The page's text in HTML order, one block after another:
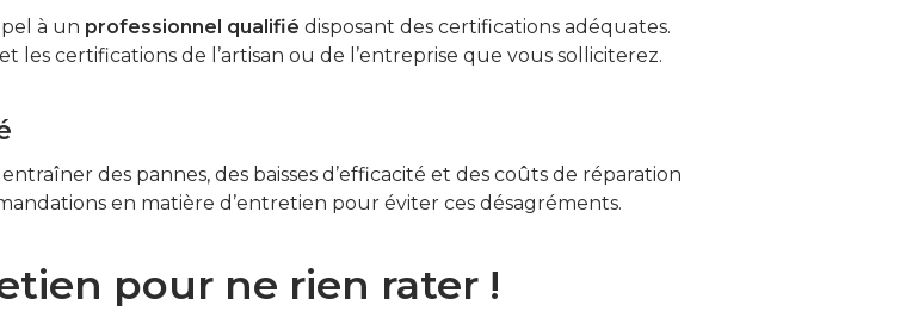
à un professionnel qualifié disposant des certifications adéquates.
les certifications de l’artisan ou de l’entreprise que vous solliciterez.
des pannes, des baisses d’efficacité et des coûts de réparation
en matière d’entretien pour éviter ces désagréments.
pour ne rien rater !